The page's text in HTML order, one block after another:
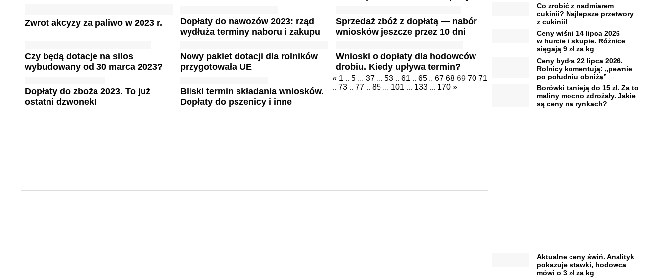
Zwrot akcyzy za paliwo w 2023 r.
Dopłaty do nawozów 2023: rząd
wydłuża terminy naboru i zakupu
Sprzedaż zbóż z dopłatą — nabór
wniosków jeszcze przez 10 dni
Czy będą dotacje na silos
wybudowany od 30 marca 2023?
Nowy pakiet dotacji dla rolników
przygotowała UE
Wnioski o dopłaty dla hodowców
drobiu. Kiedy upływa termin?
Dopłaty do zboża 2023. To już
ostatni dzwonek!
Bliski termin składania wniosków.
Dopłaty do pszenicy i inne
« 1 .. 5 ... 37 ... 53 .. 61 .. 65 .. 67 68 69 70 71
.. 73 .. 77 .. 85 ... 101 ... 133 ... 170 »
Co zrobić z nadmiarem
cukinii? Najlepsze przetwory
z cukinii!
Ceny wiśni 14 lipca 2026
w hurcie i skupie. Różnice
sięgają 9 zł za kg
Ceny bydła 22 lipca 2026.
Rolnicy komentują: „pewnie
po południu obniżą”
Borówki tanieją do 15 zł. Za to
maliny mocno zdrożały. Jakie
są ceny na rynkach?
Aktualne ceny świń. Analityk
pokazuje stawki, hodowca
mówi o 3 zł za kg